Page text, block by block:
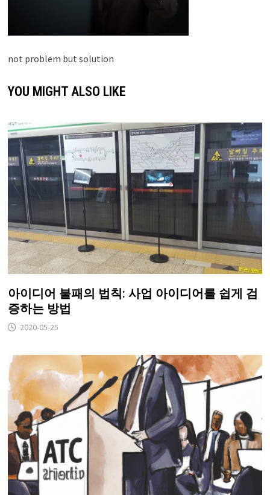
not problem but solution
YOU MIGHT ALSO LIKE
아이디어 불패의 법칙: 사업 아이디어를 쉽게 검
증하는 방법
2020-05-25